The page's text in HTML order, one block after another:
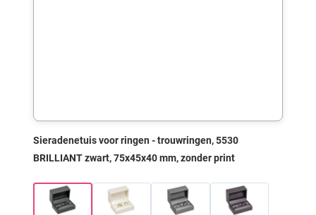
Sieradenetuis voor ringen - trouwringen, 5530
BRILLIANT zwart, 75x45x40 mm, zonder print